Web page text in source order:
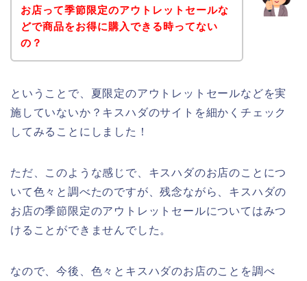
お店って季節限定のアウトレットセールな
どで商品をお得に購入できる時ってない
の？
ということで、夏限定のアウトレットセールなどを実
施していないか？キスハダのサイトを細かくチェック
してみることにしました！
ただ、このような感じで、キスハダのお店のことにつ
いて色々と調べたのですが、残念ながら、キスハダの
お店の季節限定のアウトレットセールについてはみつ
けることができませんでした。
なので、今後、色々とキスハダのお店のことを調べ